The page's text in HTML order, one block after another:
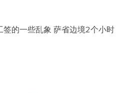
的一些乱象 萨省边境2个小时